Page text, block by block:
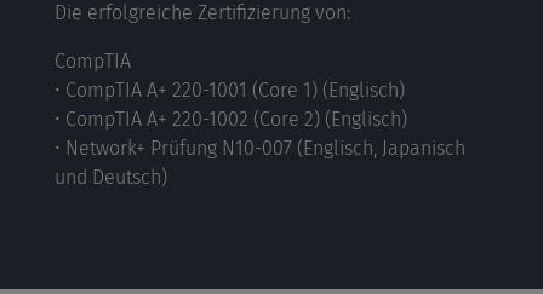
Die erfolgreiche Zertifizierung von:
CompTIA
• CompTIA A+ 220-1001 (Core 1) (Englisch)
• CompTIA A+ 220-1002 (Core 2) (Englisch)
• Network+ Prüfung N10-007 (Englisch, Japanisch
und Deutsch)